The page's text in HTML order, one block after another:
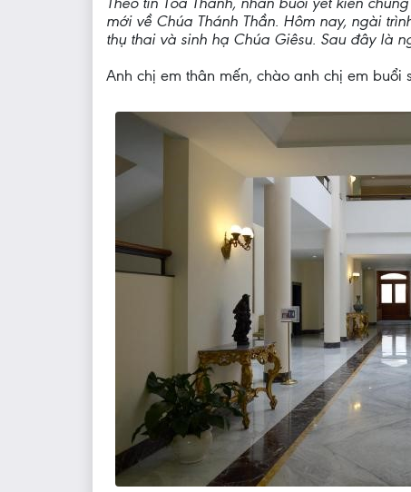
mới về Chúa Thánh Thần. Hôm nay, ngài
thụ thai và sinh hạ Chúa Giêsu. Sau đây là
Anh chị em thân mến, chào anh chị em buổi